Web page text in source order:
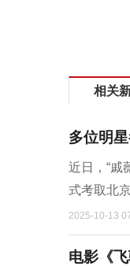
相关
多位明
近日，“戚
式考取北
2025-10-13
电影《